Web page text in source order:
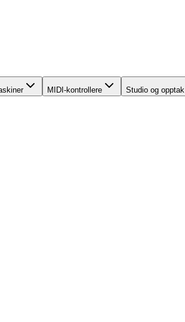
MIDI-kontrollere Studio og opptak